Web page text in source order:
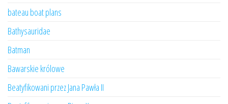
bateau boat plans
Bathysauridae
Batman
Bawarskie królowe
Beatyfikowani przez Jana Pawła II